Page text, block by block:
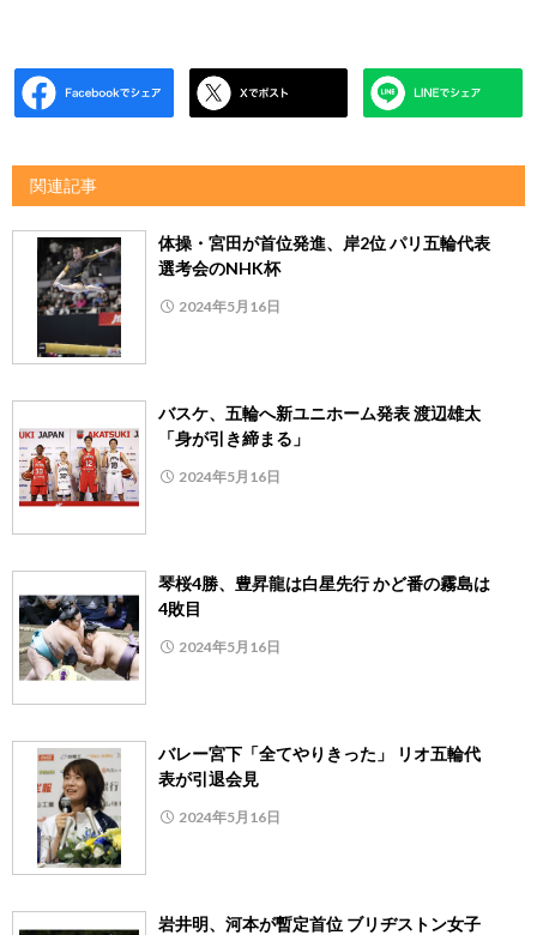
関連記事
体操・宮田が首位発進、岸2位 パリ五輪代表
選考会のNHK杯
2024年5月16日
バスケ、五輪へ新ユニホーム発表 渡辺雄太
「身が引き締まる」
2024年5月16日
琴桜4勝、豊昇龍は白星先行 かど番の霧島は
4敗目
2024年5月16日
バレー宮下「全てやりきった」 リオ五輪代
表が引退会見
2024年5月16日
岩井明、河本が暫定首位 ブリヂストン女子